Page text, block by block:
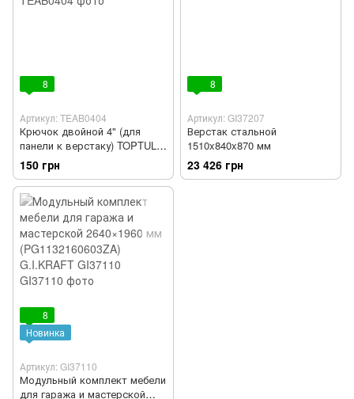
8
Артикул: TEAB0404
Крючок двойной 4" (для
панели к верстаку) TOPTUL
TEAB0404
150 грн
8
Артикул: GI37207
Верстак стальной
1510x840x870 мм
23 426 грн
8
Новинка
Артикул: GI37110
Модульный комплект мебели
для гаража и мастерской